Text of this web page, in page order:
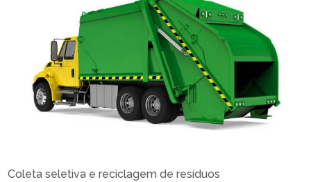
Coleta seletiva e reciclagem de resíduos